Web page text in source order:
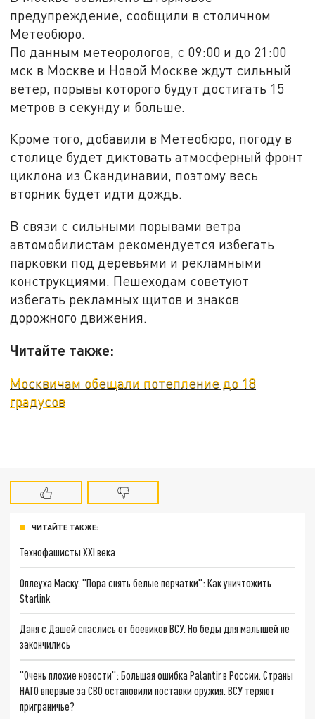
предупреждение, сообщили в столичном
Метеобюро.
По данным метеорологов, с 09:00 и до 21:00
мск в Москве и Новой Москве ждут сильный
ветер, порывы которого будут достигать 15
метров в секунду и больше.
Кроме того, добавили в Метеобюро, погоду в
столице будет диктовать атмосферный фронт
циклона из Скандинавии, поэтому весь
вторник будет идти дождь.
В связи с сильными порывами ветра
автомобилистам рекомендуется избегать
парковки под деревьями и рекламными
конструкциями. Пешеходам советуют
избегать рекламных щитов и знаков
дорожного движения.
Читайте также:
Москвичам обещали потепление до 18
градусов
ЧИТАЙТЕ ТАКЖЕ:
Технофашисты XXI века
Оплеуха Маску. "Пора снять белые перчатки": Как уничтожить
Starlink
Даня с Дашей спаслись от боевиков ВСУ. Но беды для малышей не
закончились
"Очень плохие новости": Большая ошибка Palantir в России. Страны
НАТО впервые за СВО остановили поставки оружия. ВСУ теряют
приграничье?